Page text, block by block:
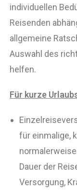
individuellen
Reisenden
allgemeine
Auswahl des
helfen.
Für kurze
für einmalige,
Dauer der
Versorgung,